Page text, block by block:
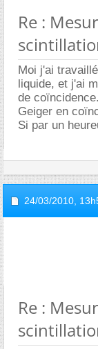
Re :
Moi j'ai
liquide, et j'ai
de
Geiger en
Si par un
24/03/2010,
Re :